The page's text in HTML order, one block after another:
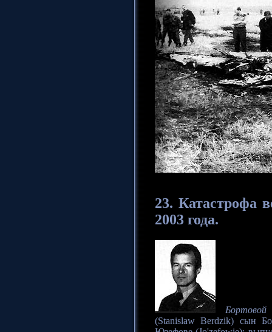
23. Катастрофа
2003 года.
(Stanislaw Berdzik) сын